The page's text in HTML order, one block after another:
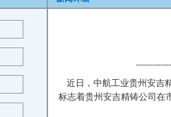
近日，中航工业贵州安吉
标志着贵州安吉精铸公司在